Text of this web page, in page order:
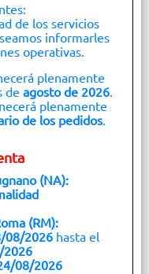
de los servicios
informarles
operativas.
plenamente
de agosto de 2026.
plenamente
de los pedidos.
(NA):
(RM):
08/2026 hasta el
08/2026